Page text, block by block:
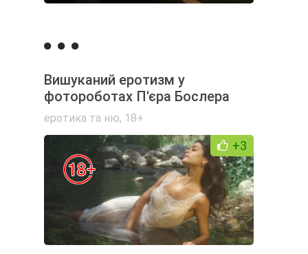
Вишуканий еротизм у
фотороботах П'єра Бослера
еротика та ню, 18+
+3